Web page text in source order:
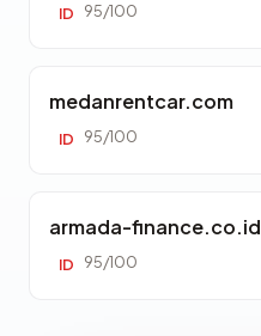
ID 95/100
medanrentcar.com
ID 95/100
armada-finance.co.id
ID 95/100